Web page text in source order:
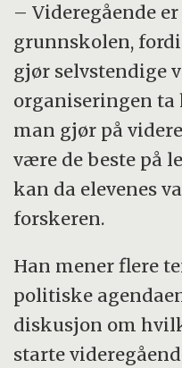
– Videregående
grunnskolen,
gjør selvstendige
organiseringen ta
man gjør på
være de beste på
kan da elevenes
forskeren.
Han mener flere
politiske
diskusjon om
starte